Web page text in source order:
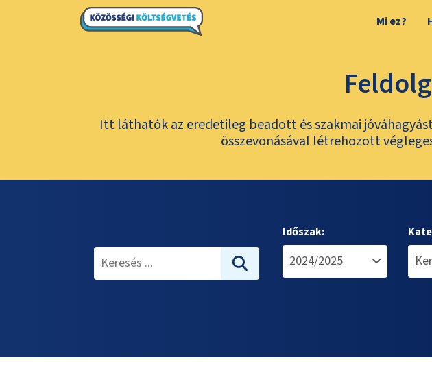
Mi ez?
Itt láthatók az eredetileg beadott és szakmai
összevonásával létrehozott
Időszak: